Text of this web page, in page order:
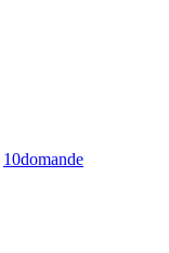
10domande